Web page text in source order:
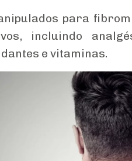
para
incluindo
e vitaminas.